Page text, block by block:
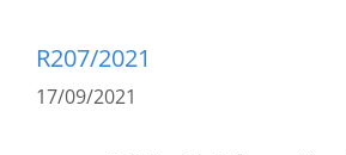
R207/2021
17/09/2021